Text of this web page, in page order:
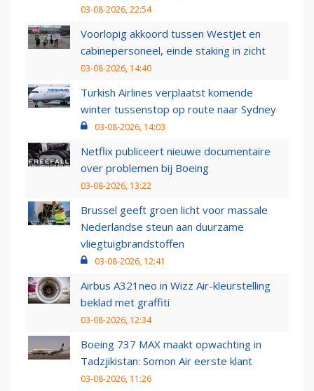
03-08-2026, 22:54
Voorlopig akkoord tussen WestJet en
cabinepersoneel, einde staking in zicht
03-08-2026, 14:40
Turkish Airlines verplaatst komende
winter tussenstop op route naar Sydney
03-08-2026, 14:03
Netflix publiceert nieuwe documentaire
over problemen bij Boeing
03-08-2026, 13:22
Brussel geeft groen licht voor massale
Nederlandse steun aan duurzame
vliegtuigbrandstoffen
03-08-2026, 12:41
Airbus A321neo in Wizz Air-kleurstelling
beklad met graffiti
03-08-2026, 12:34
Boeing 737 MAX maakt opwachting in
Tadzjikistan: Somon Air eerste klant
03-08-2026, 11:26